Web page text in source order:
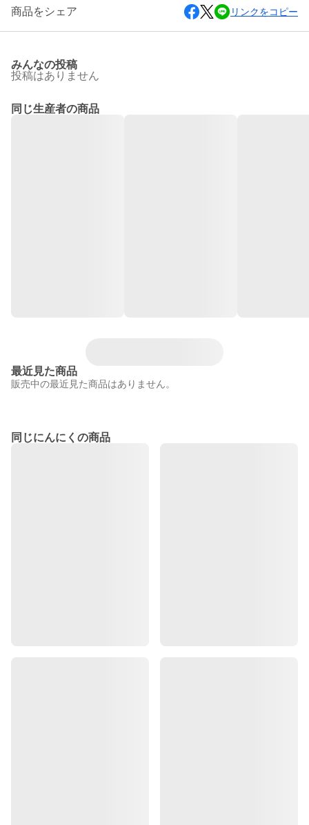
商品をシェア リンクをコピー
みんなの投稿
投稿はありません
同じ生産者の商品
最近見た商品
販売中の最近見た商品はありません。
同じにんにくの商品